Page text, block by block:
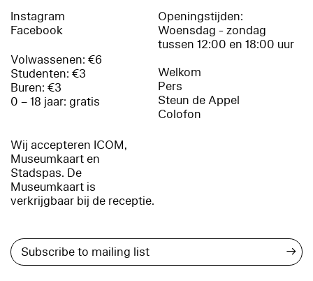
Instagram
Facebook
Volwassenen: €6
Studenten: €3
Buren: €3
0 – 18 jaar: gratis
Wij accepteren ICOM,
Museumkaart en
Stadspas. De
Museumkaart is
verkrijgbaar bij de receptie.
Openingstijden:
Woensdag - zondag
tussen 12:00 en 18:00 uur
Welkom
Pers
Steun de Appel
Colofon
→